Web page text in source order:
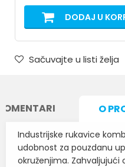
DODAJ U
Sačuvajte u listi želja
O
Industrijske rukavice
udobnost za pouzdanu
okruženjima.